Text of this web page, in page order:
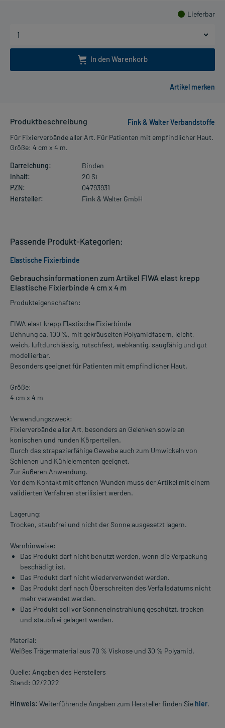
Lieferbar
In den Warenkorb
Produktbeschreibung
Fink & Walter Verbandstoffe
Für Fixierverbände aller Art. Für Patienten mit empfindlicher Haut.
Größe: 4 cm x 4 m.
Darreichung:
Binden
Inhalt:
20 St
PZN:
04793931
Hersteller:
Fink & Walter GmbH
Gebrauchsinformationen zum Artikel FIWA elast krepp
Elastische Fixierbinde 4 cm x 4 m
Produkteigenschaften:
FIWA elast krepp Elastische Fixierbinde
Dehnung ca. 100 %, mit gekräuselten Polyamidfasern, leicht,
weich, luftdurchlässig, rutschfest, webkantig, saugfähig und gut
modellierbar.
Besonders geeignet für Patienten mit empfindlicher Haut.
Größe:
4 cm x 4 m
Verwendungszweck:
Fixierverbände aller Art, besonders an Gelenken sowie an
konischen und runden Körperteilen.
Durch das strapazierfähige Gewebe auch zum Umwickeln von
Schienen und Kühlelementen geeignet.
Zur äußeren Anwendung.
Vor dem Kontakt mit offenen Wunden muss der Artikel mit einem
validierten Verfahren sterilisiert werden.
Lagerung:
Trocken, staubfrei und nicht der Sonne ausgesetzt lagern.
Warnhinweise:
Das Produkt darf nicht benutzt werden, wenn die Verpackung
beschädigt ist.
Das Produkt darf nicht wiederverwendet werden.
Das Produkt darf nach Überschreiten des Verfallsdatums nicht
mehr verwendet werden.
Das Produkt soll vor Sonneneinstrahlung geschützt, trocken
und staubfrei gelagert werden.
Material:
Weißes Trägermaterial aus 70 % Viskose und 30 % Polyamid.
Quelle: Angaben des Herstellers
Stand: 02/2022
Hinweis: Weiterführende Angaben zum Hersteller finden Sie hier.
Passende Produkt-Kategorien:
Elastische Fixierbinde